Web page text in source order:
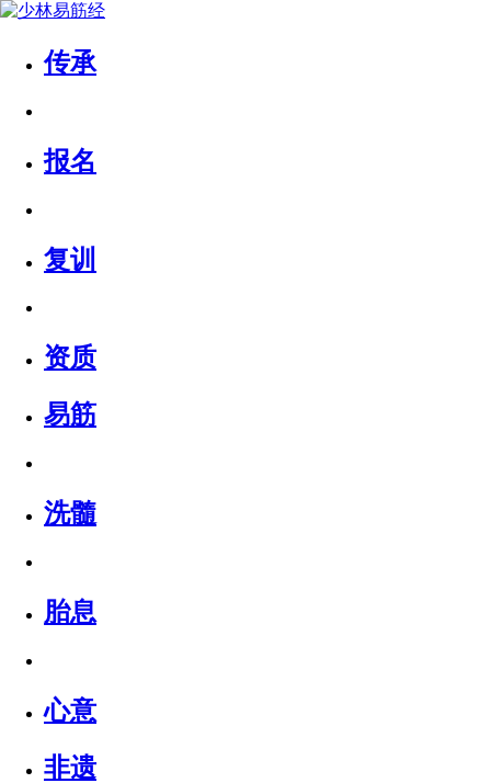
传承
报名
复训
资质
易筋
洗髓
胎息
心意
非遗